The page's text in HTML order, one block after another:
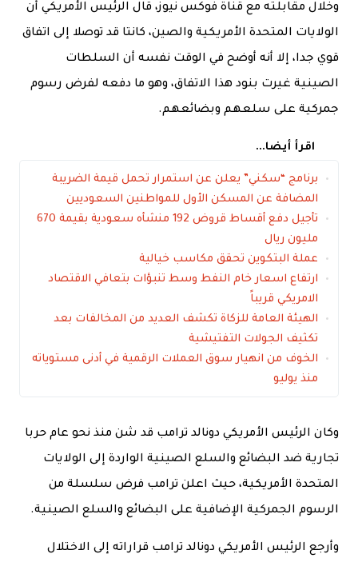
وخلال مقابلته مع قناة فوكس نيوز، قال الرئيس الأمريكي أن
الولايات المتحدة الأمريكية والصين، كانتا قد توصلا إلى اتفاق
قوي جدا، إلا أنه أوضح في الوقت نفسه أن السلطات
الصينية غيرت بنود هذا الاتفاق، وهو ما دفعه لفرض رسوم
جمركية على سلعهم وبضائعهم.
اقرأ أيضا...
برنامج “سكني” يعلن عن استمرار تحمل قيمة الضريبة
المضافة عن المسكن الأول للمواطنين السعوديين
تأجيل دفع أقساط قروض 192 منشأه سعودية بقيمة 670
مليون ريال
عملة البتكوين تحقق مكاسب خيالية
ارتفاع اسعار خام النفط وسط تنبؤات بتعافي الاقتصاد
الامريكي قريباً
الهيئة العامة للزكاة تكشف العديد من المخالفات بعد
تكثيف الجولات التفتيشية
الخوف من انهيار سوق العملات الرقمية في أدنى مستوياته
منذ يوليو
وكان الرئيس الأمريكي دونالد ترامب قد شن منذ نحو عام حربا
تجارية ضد البضائع والسلع الصينية الواردة إلى الولايات
المتحدة الأمريكية، حيث اعلن ترامب فرض سلسلة من
الرسوم الجمركية الإضافية على البضائع والسلع الصينية.
وأرجع الرئيس الأمريكي دونالد ترامب قراراته إلى الاختلال